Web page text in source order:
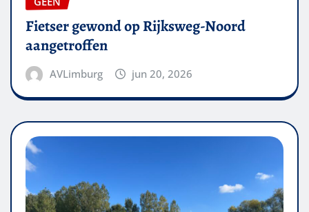
Fietser gewond op Rijksweg-Noord
aangetroffen
AVLimburg jun 20, 2026